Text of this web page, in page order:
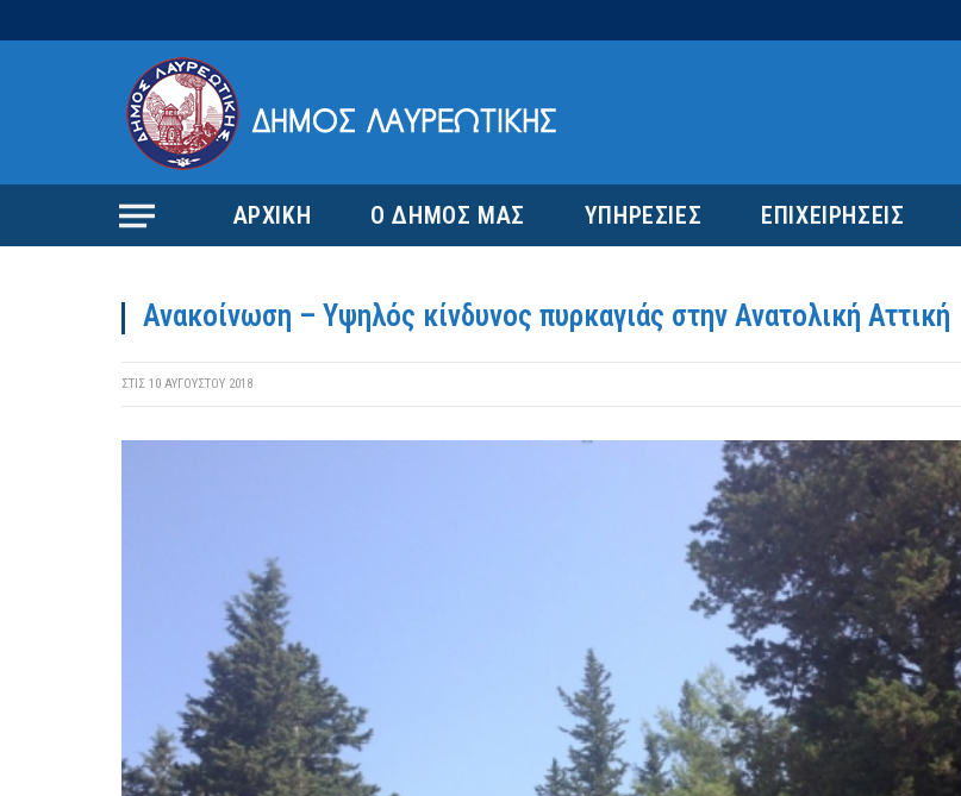
ΑΡΧΙΚΗ Ο ΔΗΜΟΣ ΜΑΣ ΥΠΗΡΕΣΙΕΣ ΕΠΙΧΕΙΡΗΣΕΙΣ
Ανακοίνωση – Υψηλός κίνδυνος πυρκαγιάς στην Ανατολική Αττική
ΣΤΙΣ 10 ΑΥΓΟΎΣΤΟΥ 2018